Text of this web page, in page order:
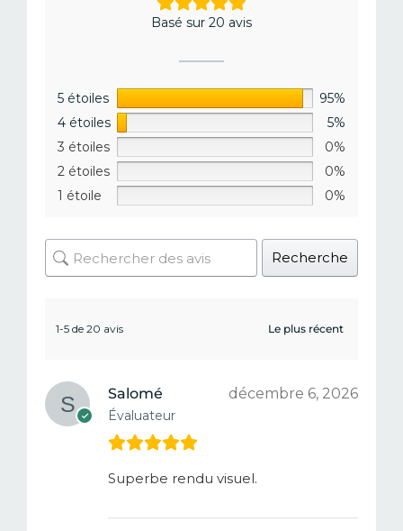
Basé sur 20 avis
5 étoiles
95%
4 étoiles
5%
3 étoiles
0%
2 étoiles
0%
1 étoile
0%
Recherche
1-5 de 20 avis
Salomé
Évaluateur
décembre 6, 2026
Superbe rendu visuel.